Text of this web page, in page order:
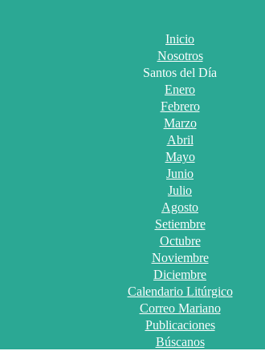
Inicio
Nosotros
Santos del Día
Enero
Febrero
Marzo
Abril
Mayo
Junio
Julio
Agosto
Setiembre
Octubre
Noviembre
Diciembre
Calendario Litúrgico
Correo Mariano
Publicaciones
Búscanos